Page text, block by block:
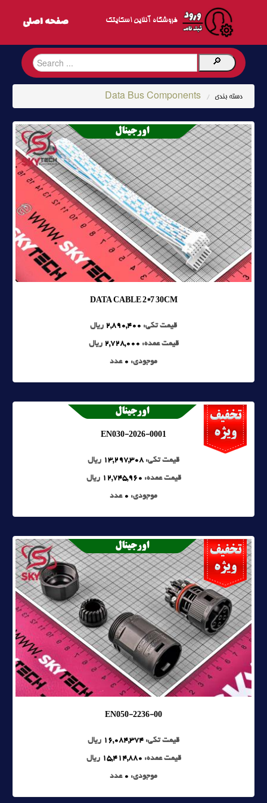
فروشگاه آنلاین اسکایتک
دسته بندی /
Data Bus Components
DATA CABLE 2*7 30CM
قیمت تکی: 2,890,400 ریال
قیمت عمده: 2,728,000 ریال
موجودی: 0 عدد
EN030-2026-0001
قیمت تکی: 13,297,308 ریال
قیمت عمده: 12,745,960 ریال
موجودی: 0 عدد
EN050-2236-00
قیمت تکی: 16,084,374 ریال
قیمت عمده: 15,414,880 ریال
موجودی: 0 عدد